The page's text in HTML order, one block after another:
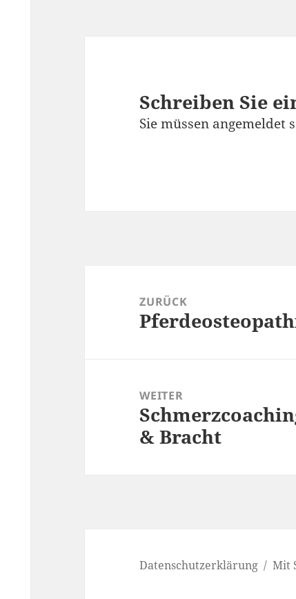
Schreiben Sie
Sie müssen angemeldet
ZURÜCK
Vorheriger
WEITER
Nächster
Beitrag:
& Bracht
Datenschutzerklärung Mit